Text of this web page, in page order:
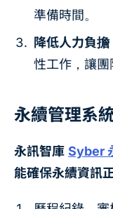
準備時間。
降低人力負擔
性工作，讓團
永續管理系
永訊智庫 Syber
能確保永續資訊